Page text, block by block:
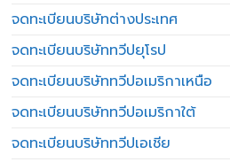
จดทะเบียนบริษัทต่างประเทศ
จดทะเบียนบริษัททวีปยุโรป
จดทะเบียนบริษัททวีปอเมริกาเหนือ
จดทะเบียนบริษัททวีปอเมริกาใต้
จดทะเบียนบริษัททวีปเอเชีย